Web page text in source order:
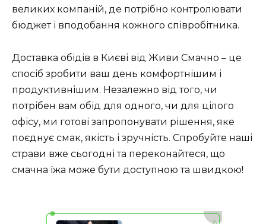
великих компаній, де потрібно контролювати
бюджет і вподобання кожного співробітника.
Доставка обідів в Києві від Живи Смачно – це
спосіб зробити ваш день комфортнішим і
продуктивнішим. Незалежно від того, чи
потрібен вам обід для одного, чи для цілого
офісу, ми готові запропонувати рішення, яке
поєднує смак, якість і зручність. Спробуйте наші
страви вже сьогодні та переконайтеся, що
смачна їжа може бути доступною та швидкою!